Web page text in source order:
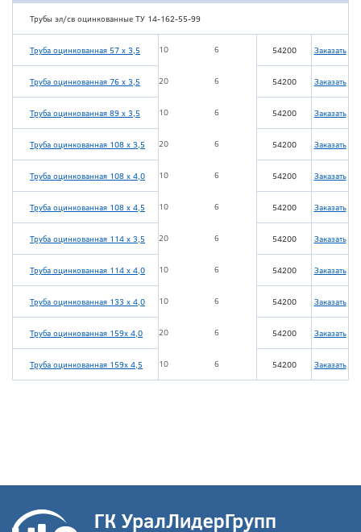
Трубы эл/св оцинкованные ТУ 14-162-55-99
Труба оцинкованная 57 х 3,5 10 6 54200 Заказать
Труба оцинкованная 76 х 3,5 20 6 54200 Заказать
Труба оцинкованная 89 х 3,5 10 6 54200 Заказать
Труба оцинкованная 108 х 3,5 20 6 54200 Заказать
Труба оцинкованная 108 х 4,0 10 6 54200 Заказать
Труба оцинкованная 108 х 4,5 10 6 54200 Заказать
Труба оцинкованная 114 х 3,5 20 6 54200 Заказать
Труба оцинкованная 114 х 4,0 10 6 54200 Заказать
Труба оцинкованная 133 х 4,0 10 6 54200 Заказать
Труба оцинкованная 159х 4,0 20 6 54200 Заказать
Труба оцинкованная 159х 4,5 10 6 54200 Заказать